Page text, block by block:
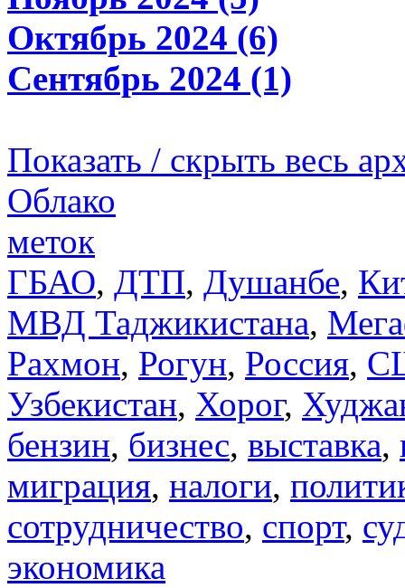
Октябрь 2024 (6)
Сентябрь 2024 (1)
Показать / скрыть весь
Облако
меток
ГБАО, ДТП, Душанбе,
МВД Таджикистана,
Рахмон, Рогун, Россия,
Узбекистан, Хорог,
бензин, бизнес, выставка,
миграция, налоги,
сотрудничество, спорт,
экономика